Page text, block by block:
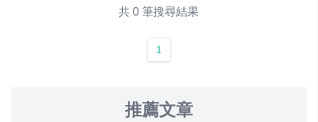
共 0 筆搜尋結果
1
推薦文章